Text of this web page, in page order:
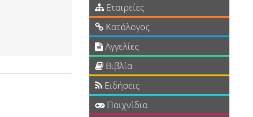
Εταιρείες
Κατάλογος
Αγγελίες
Βιβλία
Ειδήσεις
Παιχνίδια